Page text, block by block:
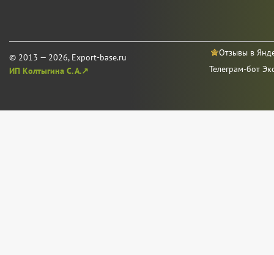
© 2013 — 2026, Export-base.ru
ИП Колтыгина С. А.↗
Отзывы в
Телеграм-бот